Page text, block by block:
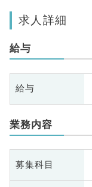
求人詳細
給与
給与
業務内容
募集科目